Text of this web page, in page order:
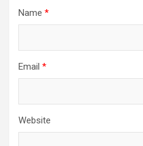
Name *
Email *
Website